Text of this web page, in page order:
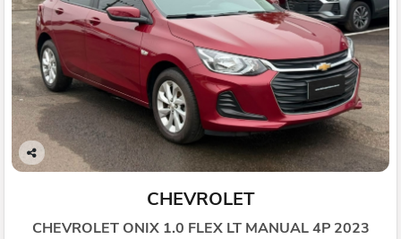
Co
CHEVROLET
CHEVROLET ONIX 1.0 FLEX LT MANUAL 4P 2023